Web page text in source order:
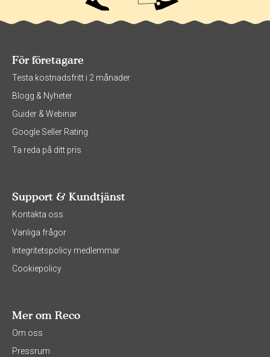
För företagare
Testa kostnadsfritt i 2 månader
Blogg & Nyheter
Guider & Webinar
Google Seller Rating
Ta reda på ditt pris
Support & Kundtjänst
Kontakta oss
Vanliga frågor
Integritetspolicy medlemmar
Cookiepolicy
Mer om Reco
Om oss
Pressrum